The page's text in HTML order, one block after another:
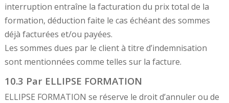
interruption entraîne la facturation du prix total de la
formation, déduction faite le cas échéant des sommes
déjà facturées et/ou payées.
Les sommes dues par le client à titre d’indemnisation
sont mentionnées comme telles sur la facture.
10.3 Par ELLIPSE FORMATION
ELLIPSE FORMATION se réserve le droit d’annuler ou de